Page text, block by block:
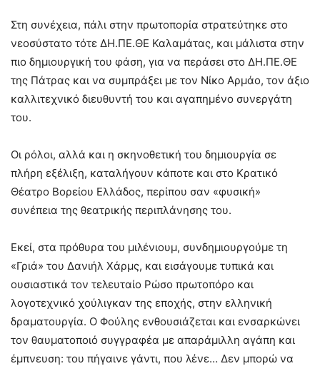
Στη συνέχεια, πάλι στην πρωτοπορία στρατεύτηκε στο
νεοσύστατο τότε ΔΗ.ΠΕ.ΘΕ Καλαμάτας, και μάλιστα στην
πιο δημιουργική του φάση, για να περάσει στο ΔΗ.ΠΕ.ΘΕ
της Πάτρας και να συμπράξει με τον Νίκο Αρμάο, τον άξιο
καλλιτεχνικό διευθυντή του και αγαπημένο συνεργάτη
του.
Οι ρόλοι, αλλά και η σκηνοθετική του δημιουργία σε
πλήρη εξέλιξη, καταλήγουν κάποτε και στο Κρατικό
Θέατρο Βορείου Ελλάδος, περίπου σαν «φυσική»
συνέπεια της θεατρικής περιπλάνησης του.
Εκεί, στα πρόθυρα του μιλένιουμ, συνδημιουργούμε τη
«Γριά» του Δανιήλ Χάρμς, και εισάγουμε τυπικά και
ουσιαστικά τον τελευταίο Ρώσο πρωτοπόρο και
λογοτεχνικό χούλιγκαν της εποχής, στην ελληνική
δραματουργία. Ο Φούλης ενθουσιάζεται και ενσαρκώνει
τον θαυματοποιό συγγραφέα με απαράμιλλη αγάπη και
έμπνευση: του πήγαινε γάντι, που λένε… Δεν μπορώ να